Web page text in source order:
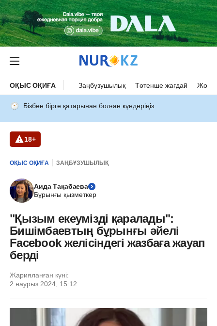
ОҚЫС ОҚИҒА Заңбұзушылық Төтенше жағдай Жол
Бізбен бірге қатарынан болған күндеріңіз
18+
ОҚЫС ОҚИҒА ЗАҢБҰЗУШЫЛЫҚ
Аида Тақабаева
Бұрынғы қызметкер
"Қызым екеумізді қаралады":
Бишімбаевтың бұрынғы әйелі
Facebook желісіндегі жазбаға жауап
берді
Жарияланған күні:
2 наурыз 2024, 15:12